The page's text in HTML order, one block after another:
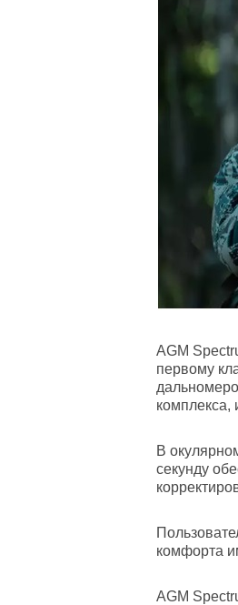
AGM
первому
комплекса,
В
секунду
комфорта
AGM